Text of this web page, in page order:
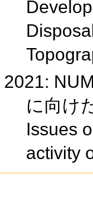
2021:
に向け
Issues
activity